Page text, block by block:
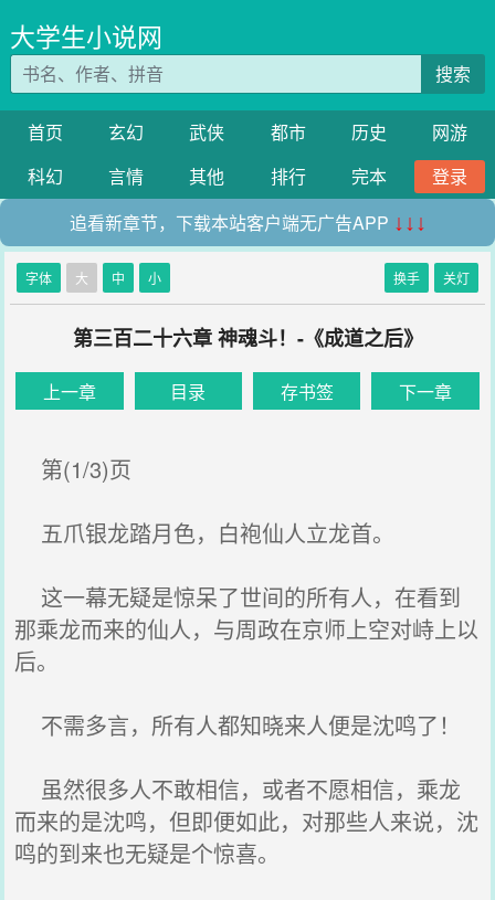
大学生小说网
搜索
首页 玄幻 武侠 都市 历史
网游
科幻
言情 其他 排行 完本
登录
追看新章节，下载本站客户端无广告APP ↓↓↓
字体 大 中 小 换手 关灯
第三百二十六章 神魂斗！-《成道之后》
上一章 目录 存书签 下一章
第(1/3)页
五爪银龙踏月色，白袍仙人立龙首。
这一幕无疑是惊呆了世间的所有人，在看到
那乘龙而来的仙人，与周政在京师上空对峙上以
后。
不需多言，所有人都知晓来人便是沈鸣了！
虽然很多人不敢相信，或者不愿相信，乘龙
而来的是沈鸣，但即便如此，对那些人来说，沈
鸣的到来也无疑是个惊喜。